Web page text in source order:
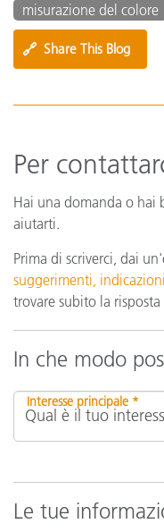
misurazione del colore
🔗 Share This Blog
Per
Hai una domanda o hai
aiutarti.
Prima di scriverci, dai
suggerimenti,
trovare subito la risposta
In che modo
Interesse principale *
Le tue